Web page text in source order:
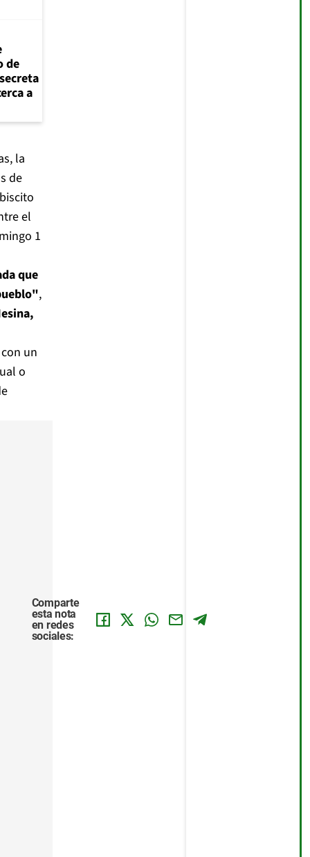
de
a
la
de
el
1
que
,
un
o
Comparte
esta nota
en redes
sociales: